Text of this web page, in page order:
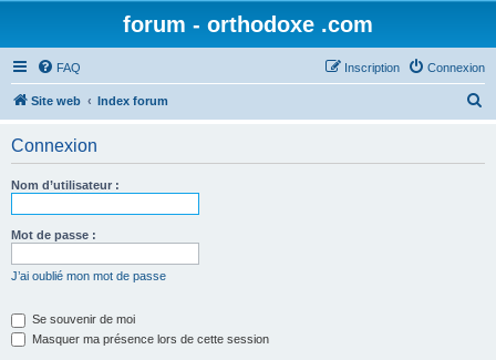
forum - orthodoxe .com
FAQ Connexion
Inscription
Site web Index forum
Connexion
Nom d’utilisateur :
Mot de passe :
J’ai oublié mon mot de passe
Se souvenir de moi
Masquer ma présence lors de cette session